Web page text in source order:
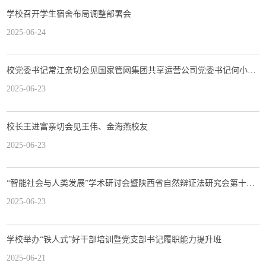
学校召开学生宿舍布局调整部署会
2025-06-24
校党委书记常江亲切会见国家管网集团共享运营公司党委书记何小斌一行
2025-06-23
校长王进富亲切会见王伟、金海燕校友
2025-06-23
“智能社会与人类发展”学术研讨会暨陕西省自然辩证法研究会第十七届研究生论坛在我校顺利召开
2025-06-23
学校举办“铁人式”好干部培训暨党支部书记履职能力提升班
2025-06-21